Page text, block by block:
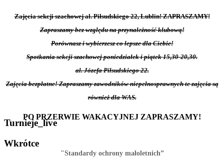
Zajęcia sekcji szachowej al. Piłsudskiego 22, Lublin! ZAPRASZAMY!
Zapraszamy bez względu na przynależność klubową!
Porównasz i wybierzesz co lepsze dla Ciebie!
Spotkania sekcji szachowej poniedziałek i piątek 15,30-20,30.
al. Józefa Piłsudskiego 22.
Zajęcia bezpłatne! Zapraszamy zawodników niepełnosprawnych te zajęcia są
również dla WAS.
PO PRZERWIE WAKACYJNEJ ZAPRASZAMY!
"Standardy ochrony małoletnich”
Turnieje_live
Wkrótce